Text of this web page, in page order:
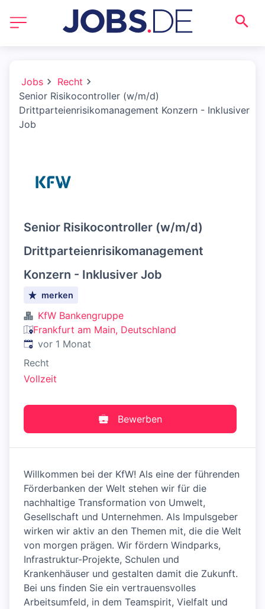
Jobs
Recht
Senior Risikocontroller (w/m/d)
Drittparteienrisikomanagement Konzern - Inklusiver
Job
Senior Risikocontroller (w/m/d)
Drittparteienrisikomanagement
Konzern - Inklusiver Job
merken
KfW Bankengruppe
Frankfurt am Main, Deutschland
Veröffentlicht:
vor 1 Monat
Recht
Vollzeit
Bewerben
Willkommen bei der KfW! Als eine der führenden
Förderbanken der Welt stehen wir für die
nachhaltige Transformation von Umwelt,
Gesellschaft und Unternehmen. Als Impulsgeber
wirken wir aktiv an den Themen mit, die die Welt
von morgen prägen. Wir fördern Windparks,
Infrastruktur-Projekte, Schulen und
Krankenhäuser und gestalten damit die Zukunft.
Bei uns finden Sie ein vertrauensvolles
Arbeitsumfeld, in dem Teamspirit, Vielfalt und